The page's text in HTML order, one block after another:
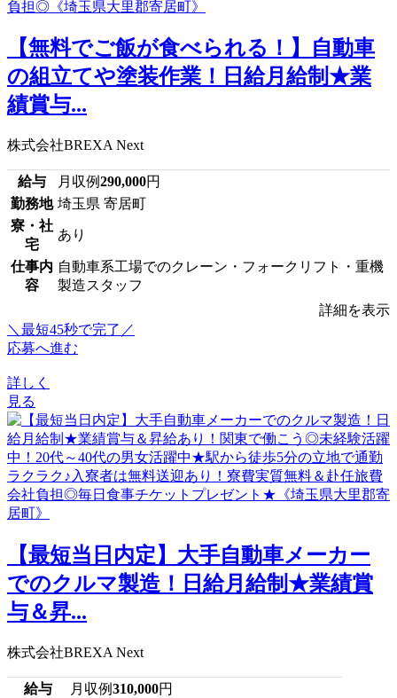
【無料でご飯が食べられる！】自動車
の組立てや塗装作業！日給月給制★業
績賞与...
株式会社BREXA Next
給与 月収例290,000円
勤務地 埼玉県 寄居町
寮・社
宅
あり
仕事内
容
自動車系工場でのクレーン・フォークリフト・重機
製造スタッフ
詳細を表示
＼最短45秒で完了／
応募へ進む
詳しく
見る
【最短当日内定】大手自動車メーカー
でのクルマ製造！日給月給制★業績賞
与＆昇...
株式会社BREXA Next
給与 月収例310,000円